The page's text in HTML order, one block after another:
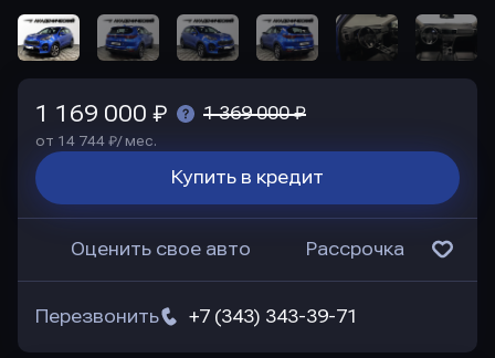
1 169 000 ₽ 1 369 000 ₽
от 14 744 ₽/ мес.
Купить в кредит
Оценить свое авто Рассрочка
+7 (343) 343-39-71
Перезвонить